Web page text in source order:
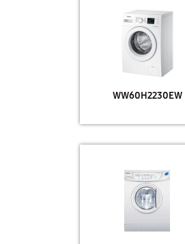
WW60H2230EW